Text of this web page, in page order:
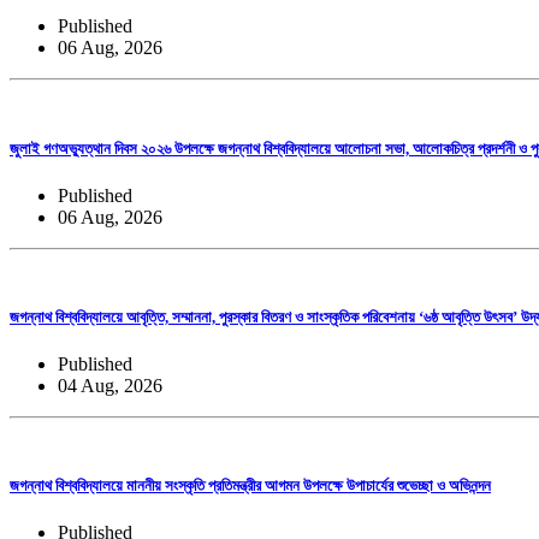
Published
06 Aug, 2026
জুলাই গণঅভ্যুত্থান দিবস ২০২৬ উপলক্ষে জগন্নাথ বিশ্ববিদ্যালয়ে আলোচনা সভা, আলোকচিত্র প্রদর্শনী ও
Published
06 Aug, 2026
জগন্নাথ বিশ্ববিদ্যালয়ে আবৃত্তি, সম্মাননা, পুরস্কার বিতরণ ও সাংস্কৃতিক পরিবেশনায় ‘৬ষ্ঠ আবৃত্তি উৎসব’
Published
04 Aug, 2026
জগন্নাথ বিশ্ববিদ্যালয়ে মাননীয় সংস্কৃতি প্রতিমন্ত্রীর আগমন উপলক্ষে উপাচার্যের শুভেচ্ছা ও অভিনন্দন
Published